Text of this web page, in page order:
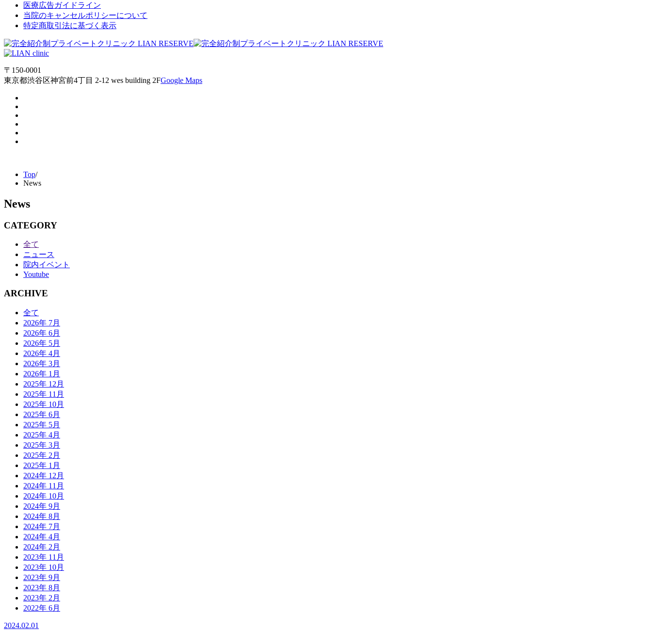
医療広告ガイドライン
当院のキャンセルポリシーについて
特定商取引法に基づく表示
〒150-0001
東京都渋谷区神宮前4丁目 2-12 wes building 2FGoogle Maps
Top/
News
News
CATEGORY
全て
ニュース
院内イベント
Youtube
ARCHIVE
全て
2026年 7月
2026年 6月
2026年 5月
2026年 4月
2026年 3月
2026年 1月
2025年 12月
2025年 11月
2025年 10月
2025年 6月
2025年 5月
2025年 4月
2025年 3月
2025年 2月
2025年 1月
2024年 12月
2024年 11月
2024年 10月
2024年 9月
2024年 8月
2024年 7月
2024年 4月
2024年 2月
2023年 11月
2023年 10月
2023年 9月
2023年 8月
2023年 2月
2022年 6月
2024.02.01